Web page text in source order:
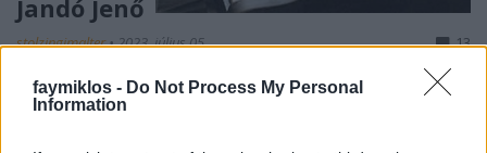
faymiklos - Do Not Process My Personal
Information
Jandó Jenő
stolzingimalter•2023. július 05. 13
Van egy általánosnak mondható félreértés, amely
természetesen nincs így, a zene csak ürügy, a szerző